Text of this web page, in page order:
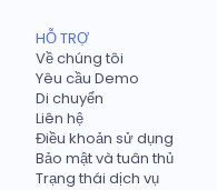
HỖ TRỢ
Về chúng tôi
Yêu cầu Demo
Di chuyển
Liên hệ
Điều khoản sử dụng
Bảo mật và tuân thủ
Trạng thái dịch vụ